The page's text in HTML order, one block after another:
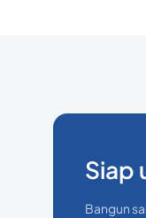
Siap
Bangun